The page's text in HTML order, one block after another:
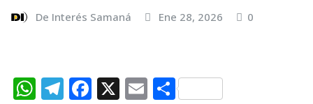
De Interés Samaná Ene 28, 2026 0
W T F X E C